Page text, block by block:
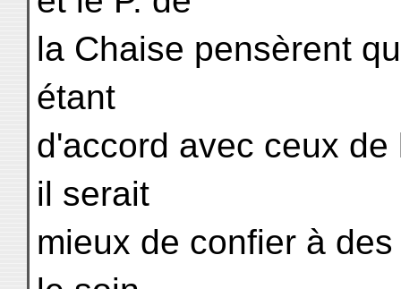
la Chaise pensèrent
étant
d'accord avec ceux
il serait
mieux de confier à